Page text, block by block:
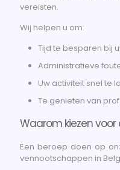
vereisten.
Wij helpen u om:
Tijd te besparen bij
Administratieve
Uw activiteit snel te
Te genieten van
Waarom kiezen voor
Een beroep doen op
vennootschappen in